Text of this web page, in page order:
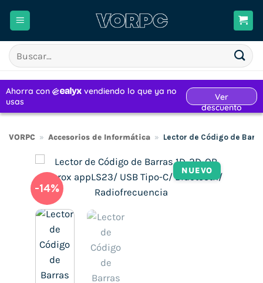
Buscar
por:
VORPC » Accesorios de Informática » Lector de Código de
NUEVO
-14%